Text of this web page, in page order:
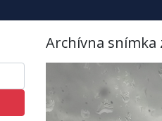
Archívna snímka